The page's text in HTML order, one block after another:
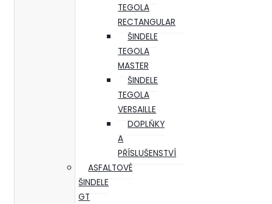
TEGOLA
RECTANGULAR
ŠINDELE
TEGOLA
MASTER
ŠINDELE
TEGOLA
VERSAILLE
DOPLŇKY
A
PŘÍSLUŠENSTVÍ
ASFALTOVÉ
ŠINDELE
GT